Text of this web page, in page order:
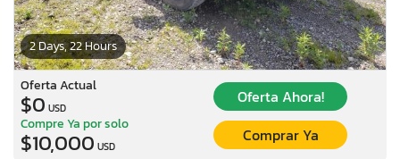
2 Days, 22 Hours
Oferta Actual
$0 USD
Oferta Ahora!
Compre Ya por solo
$10,000 USD
Comprar Ya